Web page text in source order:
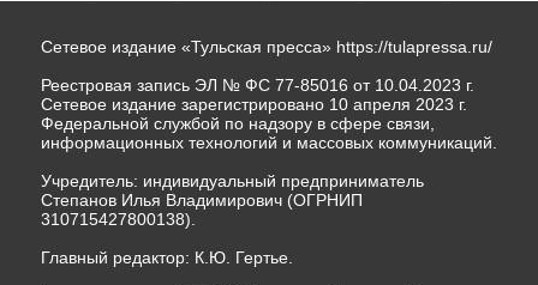
Сетевое издание «Тульская пресса» https://tulapressa.ru/
Реестровая запись ЭЛ № ФС 77-85016 от 10.04.2023 г.
Сетевое издание зарегистрировано 10 апреля 2023 г.
Федеральной службой по надзору в сфере связи,
информационных технологий и массовых коммуникаций.
Учредитель: индивидуальный предприниматель
Степанов Илья Владимирович (ОГРНИП
310715427800138).
Главный редактор: К.Ю. Гертье.